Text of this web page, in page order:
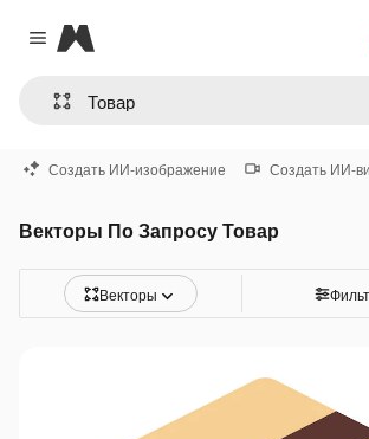
Close menu
Magnific
Создать ИИ-изображение Создать ИИ-
Векторы По Запросу Товар
Векторы